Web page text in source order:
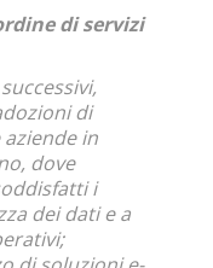
di servizi
di
in
dove
i
dei dati e a